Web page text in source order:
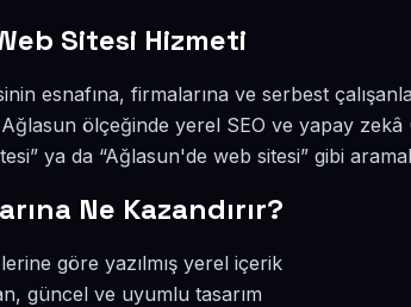
Sitesi Hizmeti
esnafına, firmalarına ve serbest
ölçeğinde yerel SEO ve yapay
ya da “Ağlasun'de web sitesi” gibi
Ne Kazandırır?
göre yazılmış yerel içerik
güncel ve uyumlu tasarım